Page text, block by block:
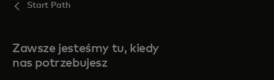
Start Path
Zawsze jesteśmy tu, kiedy
nas potrzebujesz